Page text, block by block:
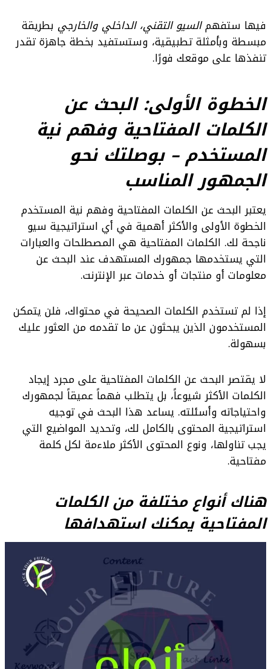
فيها ستفهمالسيو التقني، الداخلي والخارجي بطريقة
مبسطة وبأمثلة تطبيقية، وستستفيد بخطة جاهزة تقدر
تنفذها على موقعك فورًا.
الخطوة الأولى: البحث عن
الكلمات المفتاحية وفهم نية
المستخدم – بوصلتك نحو
الجمهور المناسب
يعتبر البحث عن الكلمات المفتاحية وفهم نية المستخدم
الخطوة الأولى والأكثر أهمية في أي استراتيجية سيو
ناجحة لك. الكلمات المفتاحية هي المصطلحات والعبارات
التي يستخدمها جمهورك المستهدف عند البحث عن
معلومات أو منتجات أو خدمات عبر الإنترنت.
إذا لم تستخدم الكلمات الصحيحة في محتواك، فلن يتمكن
المستخدمون الذين يبحثون عن ما تقدمه من العثور عليك
بسهولة.
لا يقتصر البحث عن الكلمات المفتاحية على مجرد إيجاد
الكلمات الأكثر شيوعاً، بل يتطلب فهماً عميقاً لجمهورك
واحتياجاته وأسئلته. يساعد هذا البحث في توجيه
استراتيجية المحتوى بالكامل لك، وتحديد المواضيع التي
يجب تناولها، ونوع المحتوى الأكثر ملاءمة لكل كلمة
مفتاحية.
هناك أنواع مختلفة من الكلمات
المفتاحية يمكنك استهدافها